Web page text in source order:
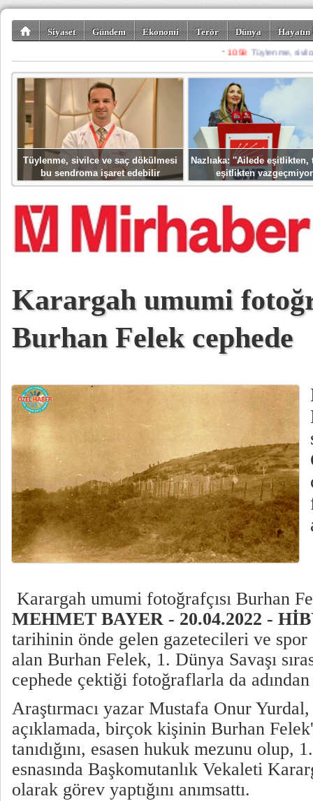
Siyaset Gündem Ekonomi Terör Dünya
Spor Misafir
Tüylenme, sivilce ve saç dökülmesi
bu sendroma işaret edebilir
Nazlıaka: ''Ailede eşitlikten,
eşitlikten
Karargah umumi
Burhan Felek cephede
Karargah umumi fotoğrafçısı Burhan
MEHMET BAYER - 20.04.2022 -
tarihinin önde gelen gazetecileri ve spor
alan Burhan Felek, 1. Dünya Savaşı
cephede çektiği fotoğraflarla da
Araştırmacı yazar Mustafa Onur
açıklamada, birçok kişinin Burhan
tanıdığını, esasen hukuk mezunu olup,
esnasında Başkomutanlık Vekaleti
olarak görev yaptığını anımsattı.